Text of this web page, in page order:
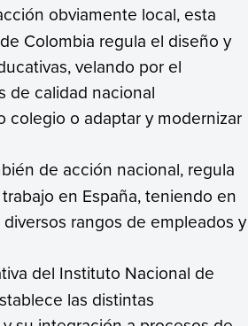
obviamente local, esta
Colombia regula el diseño y
velando por el
de calidad nacional
colegio o adaptar y modernizar
de acción nacional, regula
en España, teniendo en
rangos de empleados y
del Instituto Nacional de
las distintas